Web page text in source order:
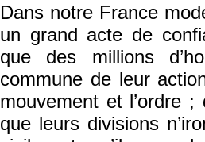
Dans notre France
un grand acte de
que des millions
commune de leur
mouvement et l’ordre
que leurs divisions